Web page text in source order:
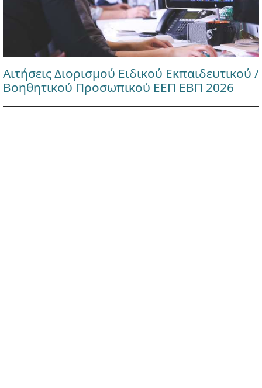
Αιτήσεις Διορισμού Ειδικού Εκπαιδευτικού /
Βοηθητικού Προσωπικού ΕΕΠ ΕΒΠ 2026